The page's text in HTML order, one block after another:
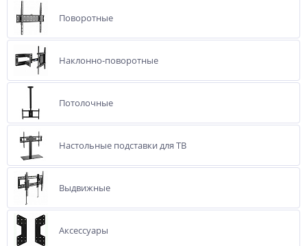
Поворотные
Наклонно-поворотные
Потолочные
Настольные подставки для ТВ
Выдвижные
Аксессуары